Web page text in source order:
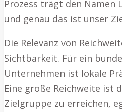
Prozess trägt den Namen
und genau das ist unser
Die Relevanz von
Sichtbarkeit. Für ein
Unternehmen ist lokale
Eine große Reichweite ist
Zielgruppe zu erreichen,